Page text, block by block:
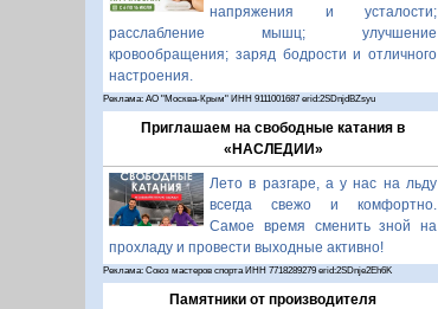
напряжения и усталости;
расслабление мышц; улучшение
кровообращения; заряд бодрости и отличного
настроения.
Реклама: АО "Москва-Крым" ИНН 9111001687 erid:2SDnjdBZsyu
Приглашаем на свободные катания в
«НАСЛЕДИИ»
Лето в разгаре, а у нас на льду
всегда свежо и комфортно.
Самое время сменить зной на
прохладу и провести выходные активно!
Реклама: Союз мастеров спорта ИНН 7718289279 erid:2SDnje2Eh6K
Памятники от производителя